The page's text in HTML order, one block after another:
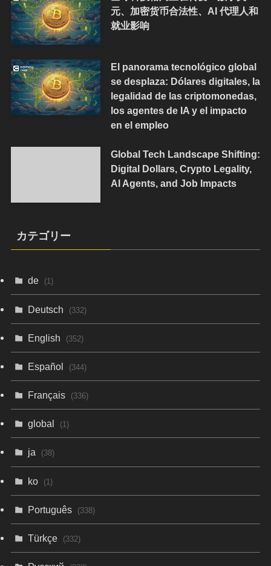
元、加密货币合法性、AI 代理人和
就业影响
El panorama tecnológico global
se desplaza: Dólares digitales, la
legalidad de las criptomonedas,
los agentes de IA y el impacto
en el empleo
Global Tech Landscape Shifting:
Digital Dollars, Crypto Legality,
AI Agents, and Job Impacts
カテゴリー
de (1)
Deutsch (332)
English (352)
Español (344)
Français (336)
global (1)
ja (38)
ko (1)
Português (338)
Türkçe (332)